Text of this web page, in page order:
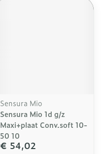
Sensura Mio
Sensura Mio 1d g/z
Maxi+plaat Conv.soft 10-
50 10
€ 54,02